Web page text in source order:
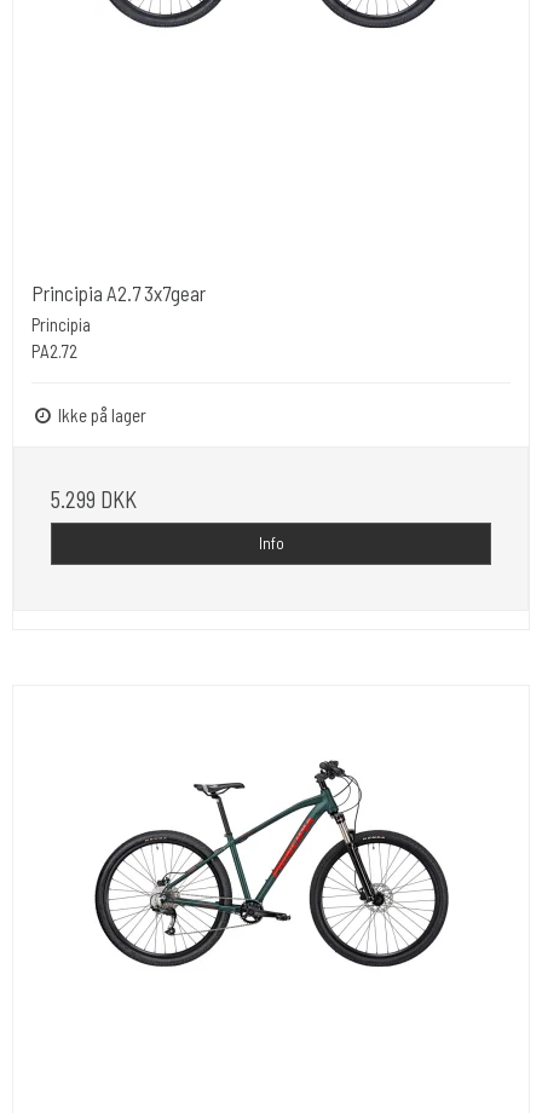
Principia A2.7 3x7gear
Principia
PA2.72
Ikke på lager
5.299 DKK
Info